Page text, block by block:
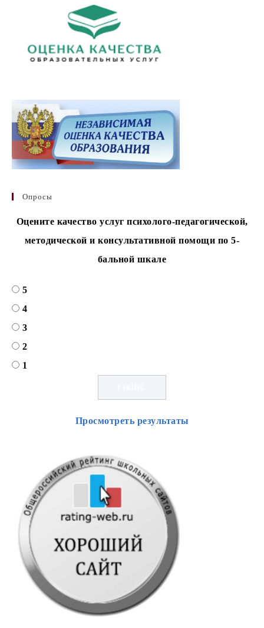
Опросы
Оцените качество услуг психолого-педагогической,
методической и консультативной помощи по 5-
бальной шкале
5
4
3
2
1
Просмотреть результаты